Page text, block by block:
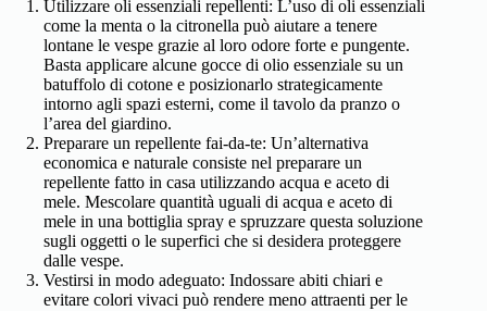
Utilizzare oli essenziali repellenti: L’uso di oli essenziali
come la menta o la citronella può aiutare a tenere
lontane le vespe grazie al loro odore forte e pungente.
Basta applicare alcune gocce di olio essenziale su un
batuffolo di cotone e posizionarlo strategicamente
intorno agli spazi esterni, come il tavolo da pranzo o
l’area del giardino.
Preparare un repellente fai-da-te: Un’alternativa
economica e naturale consiste nel preparare un
repellente fatto in casa utilizzando acqua e aceto di
mele. Mescolare quantità uguali di acqua e aceto di
mele in una bottiglia spray e spruzzare questa soluzione
sugli oggetti o le superfici che si desidera proteggere
dalle vespe.
Vestirsi in modo adeguato: Indossare abiti chiari e
evitare colori vivaci può rendere meno attraenti per le